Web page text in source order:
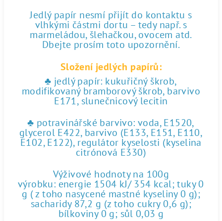
Jedlý papír nesmí přijít do kontaktu s
vlhkými částmi dortu – tedy např. s
marmeládou, šlehačkou, ovocem atd.
Dbejte prosím toto upozornění.
Složení jedlých papírů:
♣ jedlý papír: kukuřičný škrob,
modifikovaný bramborový škrob, barvivo
E171, slunečnicový lecitin
♣ potravinářské barvivo: voda, E1520,
glycerol E422, barvivo (E133, E151, E110,
E102, E122), regulátor kyselosti (kyselina
citrónová E330)
Výživové hodnoty na 100g
výrobku: energie 1504 kJ/ 354 kcal; tuky 0
g ( z toho nasycené mastné kyseliny 0 g);
sacharidy 87,2 g (z toho cukry 0,6 g);
bílkoviny 0 g; sůl 0,03 g